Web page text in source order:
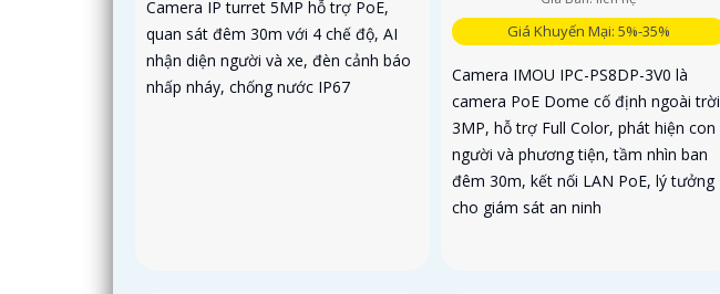
Camera IP turret 5MP hỗ trợ PoE,
quan sát đêm 30m với 4 chế độ, AI
nhận diện người và xe, đèn cảnh báo
nhấp nháy, chống nước IP67
Giá Khuyến Mại: 5%-35%
Camera IMOU IPC-PS8DP-3V0 là
camera PoE Dome cố định ngoài trời
3MP, hỗ trợ Full Color, phát hiện con
người và phương tiện, tầm nhìn ban
đêm 30m, kết nối LAN PoE, lý tưởng
cho giám sát an ninh